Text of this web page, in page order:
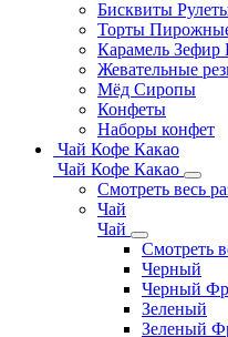
Бисквиты
Торты
Карамель
Жевательные
Мёд Сиропы
Конфеты
Наборы конфет
Чай Кофе Какао
Чай Кофе Какао
Смотреть весь
Чай
Чай
Смотреть
Черный
Черный
Зеленый
Зеленый